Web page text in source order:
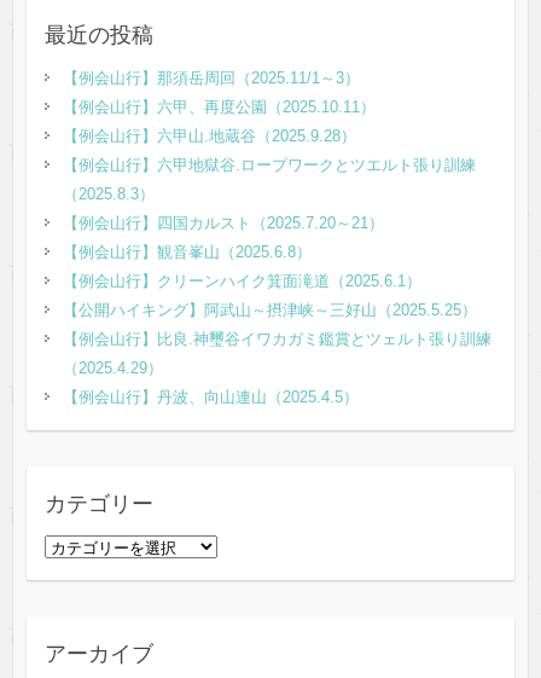
最近の投稿
【例会山行】那須岳周回（2025.11/1～3）
【例会山行】六甲、再度公園（2025.10.11）
【例会山行】六甲山.地蔵谷（2025.9.28）
【例会山行】六甲地獄谷.ロープワークとツエルト張り訓練
（2025.8.3）
【例会山行】四国カルスト（2025.7.20～21）
【例会山行】観音峯山（2025.6.8）
【例会山行】クリーンハイク箕面滝道（2025.6.1）
【公開ハイキング】阿武山～摂津峡～三好山（2025.5.25）
【例会山行】比良.神璽谷イワカガミ鑑賞とツェルト張り訓練
（2025.4.29）
【例会山行】丹波、向山連山（2025.4.5）
カテゴリー
カ
ー
アーカイブ